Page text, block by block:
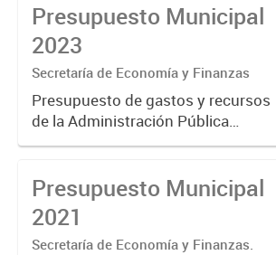
intereses de las obligaciones
fiscales del Municipio de Luján.
Presupuesto Municipal
2023
Secretaría de Economía y Finanzas
Presupuesto de gastos y recursos
de la Administración Pública
Municipal para el ejercicio 2023.
N° 8005.
Presupuesto Municipal
2021
Secretaría de Economía y Finanzas.